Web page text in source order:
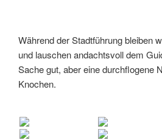
Während der Stadtführung bleiben
und lauschen andachtsvoll dem
Sache gut, aber eine durchflogene
Knochen.